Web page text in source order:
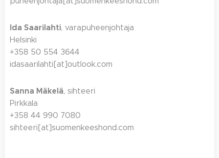
Ida Saarilahti, varapuheenjohtaja
Helsinki
+358 50 554 3644
idasaarilahti[at]outlook.com
Sanna Mäkelä, sihteeri
Pirkkala
+358 44 990 7080
sihteeri[at]suomenkeeshond.com